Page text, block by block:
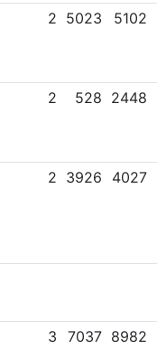
2 5023 5102
2 528 2448
2 3926 4027
3 7037 8982